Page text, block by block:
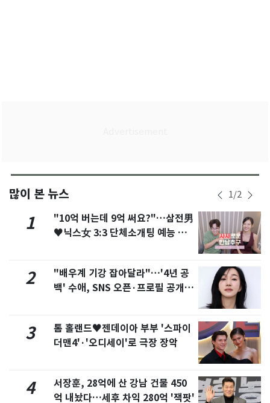
많이 본 뉴스 1/2
1
"10억 버는데 9억 써요?"…삼전男
♥닉스女 3:3 단체소개팅 예능 화
2
"배우계 기강 잡아달라"…'4년 공
백' 수애, SNS 오픈·프로필 공개
3
톰 홀랜드♥젠데이아 부부 '스파이
더맨4'·'오디세이'로 극장 장악
4
서장훈, 28억에 산 강남 건물 450
억 내놨다…세후 차익 280억 '잭팟'